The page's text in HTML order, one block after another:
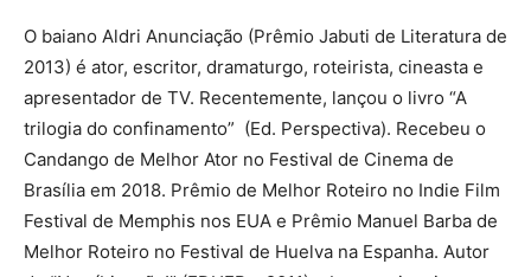
O baiano Aldri Anunciação (Prêmio Jabuti de Literatura de
2013) é ator, escritor, dramaturgo, roteirista, cineasta e
apresentador de TV. Recentemente, lançou o livro “A
trilogia do confinamento” (Ed. Perspectiva). Recebeu o
Candango de Melhor Ator no Festival de Cinema de
Brasília em 2018. Prêmio de Melhor Roteiro no Indie Film
Festival de Memphis nos EUA e Prêmio Manuel Barba de
Melhor Roteiro no Festival de Huelva na Espanha. Autor